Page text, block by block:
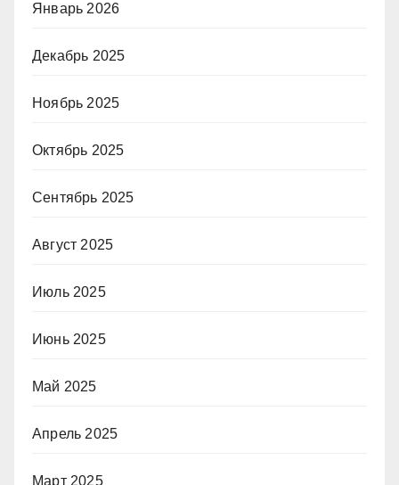
Январь 2026
Декабрь 2025
Ноябрь 2025
Октябрь 2025
Сентябрь 2025
Август 2025
Июль 2025
Июнь 2025
Май 2025
Апрель 2025
Март 2025